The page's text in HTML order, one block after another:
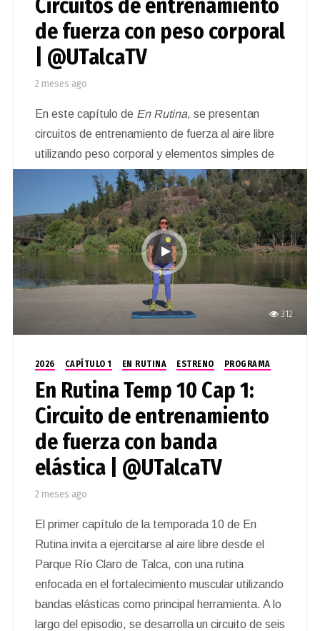
Circuitos de entrenamiento
de fuerza con peso corporal
| @UTalcaTV
2 meses ago
En este capítulo de En Rutina, se presentan
circuitos de entrenamiento de fuerza al aire libre
utilizando peso corporal y elementos simples de
ejercicio. A través de distintas rutinas guiadas, el
programa entrega consejos prácticos para
mejorar la condición física, fortalecer el cuerpo y
promover hábitos de vida saludable en espacios
abiertos.
312
2026 CAPÍTULO 1 EN RUTINA ESTRENO PROGRAMA
En Rutina Temp 10 Cap 1:
Circuito de entrenamiento
de fuerza con banda
elástica | @UTalcaTV
2 meses ago
El primer capítulo de la temporada 10 de En
Rutina invita a ejercitarse al aire libre desde el
Parque Río Claro de Talca, con una rutina
enfocada en el fortalecimiento muscular utilizando
bandas elásticas como principal herramienta. A lo
largo del episodio, se desarrolla un circuito de seis